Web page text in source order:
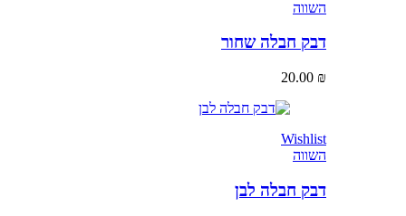
דבק חבלה שחור
20.00
Wishlist
דבק חבלה לבן